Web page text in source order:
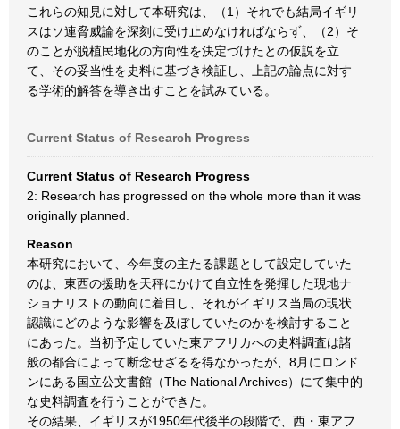
これらの知見に対して本研究は、（1）それでも結局イギリ
スはソ連脅威論を深刻に受け止めなければならず、（2）そ
のことが脱植民地化の方向性を決定づけたとの仮説を立
て、その妥当性を史料に基づき検証し、上記の論点に対す
る学術的解答を導き出すことを試みている。
Current Status of Research Progress
Current Status of Research Progress
2: Research has progressed on the whole more than it was
originally planned.
Reason
本研究において、今年度の主たる課題として設定していた
のは、東西の援助を天秤にかけて自立性を発揮した現地ナ
ショナリストの動向に着目し、それがイギリス当局の現状
認識にどのような影響を及ぼしていたのかを検討すること
にあった。当初予定していた東アフリカへの史料調査は諸
般の都合によって断念せざるを得なかったが、8月にロンド
ンにある国立公文書館（The National Archives）にて集中的
な史料調査を行うことができた。
その結果、イギリスが1950年代後半の段階で、西・東アフ